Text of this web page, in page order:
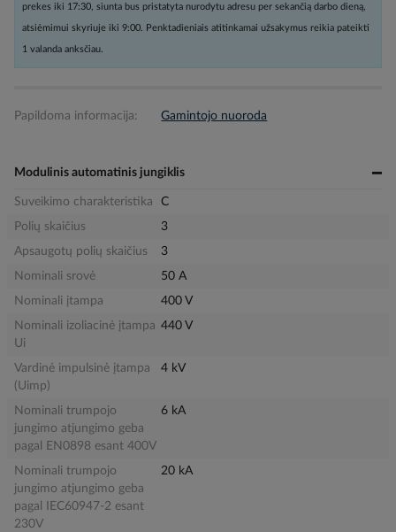
prekes iki 17:30, siunta bus pristatyta nurodytu adresu per sekančią darbo dieną,
atsiėmimui skyriuje iki 9:00. Penktadieniais atitinkamai užsakymus reikia pateikti
1 valanda anksčiau.
Papildoma informacija: Gamintojo nuoroda
Modulinis automatinis jungiklis
Suveikimo charakteristika
C
Polių skaičius
3
Apsaugotų polių skaičius
3
Nominali srovė
50 A
Nominali įtampa
400 V
Nominali izoliacinė įtampa
Ui
440 V
Vardinė impulsinė įtampa
(Uimp)
4 kV
Nominali trumpojo
jungimo atjungimo geba
pagal EN0898 esant 400V
6 kA
Nominali trumpojo
jungimo atjungimo geba
pagal IEC60947-2 esant
230V
20 kA